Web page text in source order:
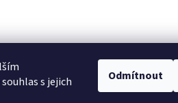
s jejich
Odmítnout